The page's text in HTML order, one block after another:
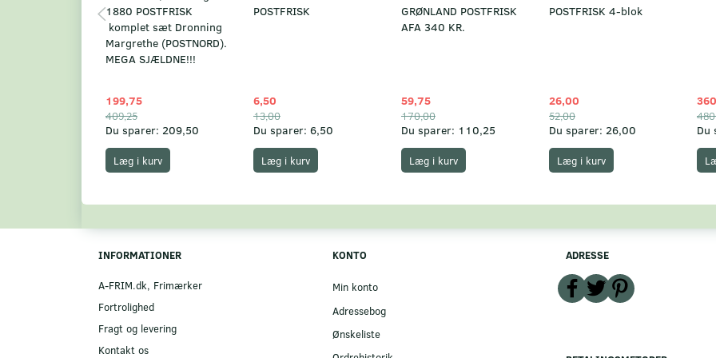
1880 POSTFRISK
komplet sæt Dronning
Margrethe (POSTNORD).
MEGA SJÆLDNE!!!
199,75
409,25
Du sparer: 209,50
Læg i kurv
POSTFRISK
6,50
13,00
Du sparer: 6,50
Læg i kurv
GRØNLAND POSTFRISK
AFA 340 KR.
59,75
170,00
Du sparer: 110,25
Læg i kurv
POSTFRISK 4-blok
26,00
52,00
Du sparer: 26,00
Læg i kurv
Du
INFORMATIONER
A-FRIM.dk, Frimærker
Fortrolighed
Fragt og levering
Kontakt os
KONTO
Min konto
Adressebog
Ønskeliste
ADRESSE